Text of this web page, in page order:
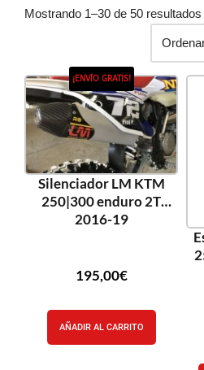
Mostrando 1–30 de 50 resultados
¡ENVÍO GRATIS!
Silenciador LM KTM
250|300 enduro 2T
2016-19
195,00€
AÑADIR AL CARRITO